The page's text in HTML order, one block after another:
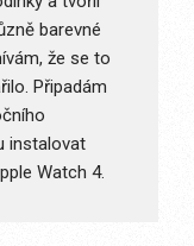
barevné
že se to
Připadám
instalovat
Watch 4.